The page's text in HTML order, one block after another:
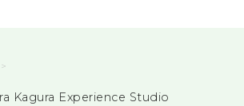
Kagura Experience Studio